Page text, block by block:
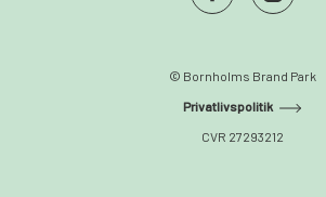
© Bornholms Brand Park
Privatlivspolitik
CVR 27293212